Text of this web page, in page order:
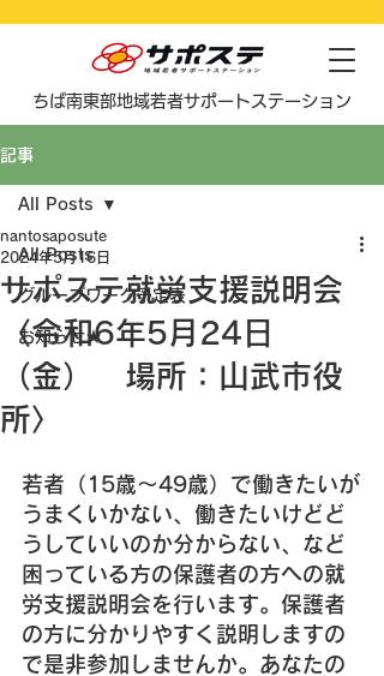
​ちば南東部地域若者サポートステーション
記事
All Posts
グループワーク予定表
お知らせ★
All Posts
サポステ就労支援説明会
〈令和6年5月24日
（金） 場所：山武市役
所〉
nantosaposute
2024年5月16日
若者（15歳～49歳）で働きたいが
うまくいかない、働きたいけどど
うしていいのか分からない、など
困っている方の保護者の方への就
労支援説明会を行います。保護者
の方に分かりやすく説明しますの
で是非参加しませんか。あなたの